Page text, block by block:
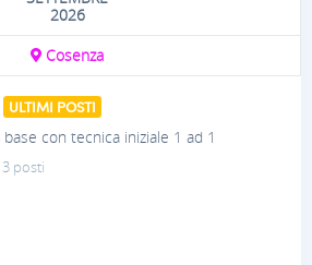
2026
Cosenza
ULTIMI POSTI
con tecnica iniziale 1 ad 1
3 posti